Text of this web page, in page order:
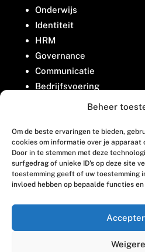
Beheer
Om de beste ervaringen te bieden,
cookies om informatie over je
Door in te stemmen met deze
surfgedrag of unieke ID's op deze site
toestemming geeft of uw toestemming
invloed hebben op bepaalde functies
Onderwijs
Identiteit
HRM
Governance
Communicatie
Bedrijfsvoering
Belangenbehartiging
Contact
Houttuinlaan 8
3447 GM Woerden